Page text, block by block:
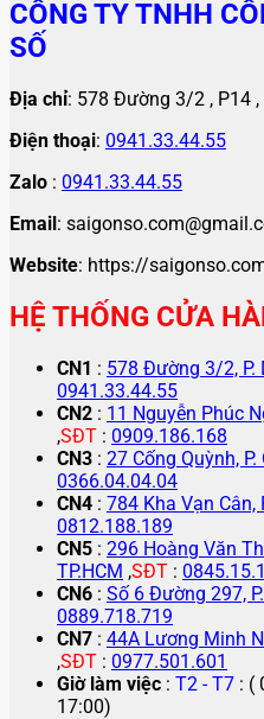
CÔNG TY TNHH
SỐ
Địa chỉ: 578 Đường 3/2 , P14 ,
Điện thoại: 0941.33.44.55
Zalo : 0941.33.44.55
Email:
Website: https://
HỆ THỐNG CỬA
CN1 : 578 Đường 3/2, P.
0941.33.44.55
CN2 : 11 Nguyễn Phúc
,SĐT : 0909.186.168
CN3 : 27 Cống Quỳnh,
0366.04.04.04
CN4 : 784 Kha Vạn Cân,
0812.188.189
CN5 : 296 Hoàng Văn
TP.HCM ,SĐT :
CN6 : Số 6 Đường 297,
0889.718.719
CN7 : 44A Lương Minh
,SĐT : 0977.501.601
Giờ làm việc : T2 - T7 : (
17:00)